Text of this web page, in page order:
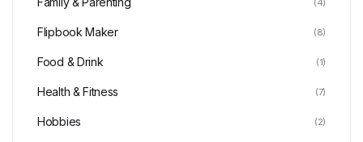
(4)
Flipbook Maker (8)
Food & Drink (1)
Health & Fitness (7)
Hobbies (2)